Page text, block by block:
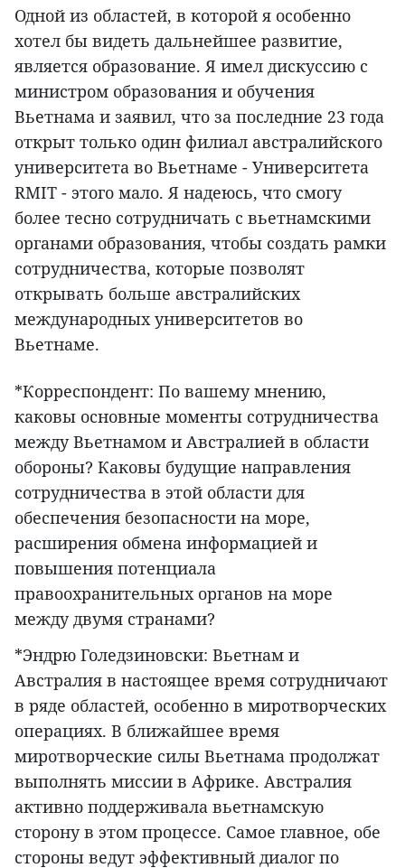
Одной из областей, в которой я особенно
хотел бы видеть дальнейшее развитие,
является образование. Я имел дискуссию с
министром образования и обучения
Вьетнама и заявил, что за последние 23 года
открыт только один филиал австралийского
университета во Вьетнаме - Университета
RMIT - этого мало. Я надеюсь, что смогу
более тесно сотрудничать с вьетнамскими
органами образования, чтобы создать рамки
сотрудничества, которые позволят
открывать больше австралийских
международных университетов во
Вьетнаме.
*Корреспондент: По вашему мнению,
каковы основные моменты сотрудничества
между Вьетнамом и Австралией в области
обороны? Каковы будущие направления
сотрудничества в этой области для
обеспечения безопасности на море,
расширения обмена информацией и
повышения потенциала
правоохранительных органов на море
между двумя странами?
*Эндрю Голедзиновски: Вьетнам и
Австралия в настоящее время сотрудничают
в ряде областей, особенно в миротворческих
операциях. В ближайшее время
миротворческие силы Вьетнама продолжат
выполнять миссии в Африке. Австралия
активно поддерживала вьетнамскую
сторону в этом процессе. Самое главное, обе
стороны ведут эффективный диалог по